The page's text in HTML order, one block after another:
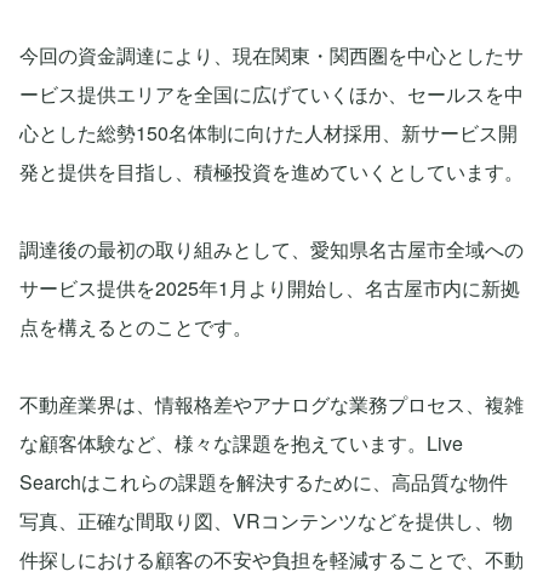
今回の資金調達により、現在関東・関西圏を中心としたサ
ービス提供エリアを全国に広げていくほか、セールスを中
心とした総勢150名体制に向けた人材採用、新サービス開
発と提供を目指し、積極投資を進めていくとしています。
調達後の最初の取り組みとして、愛知県名古屋市全域への
サービス提供を2025年1月より開始し、名古屋市内に新拠
点を構えるとのことです。
不動産業界は、情報格差やアナログな業務プロセス、複雑
な顧客体験など、様々な課題を抱えています。Live
Searchはこれらの課題を解決するために、高品質な物件
写真、正確な間取り図、VRコンテンツなどを提供し、物
件探しにおける顧客の不安や負担を軽減することで、不動